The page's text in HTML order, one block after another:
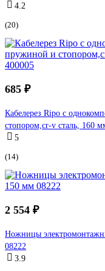
4.2
(20)
685 ₽
Кабелерез Ripo с
стопором,cr-v сталь, 160
5
(14)
2 554 ₽
Ножницы
08222
3.9